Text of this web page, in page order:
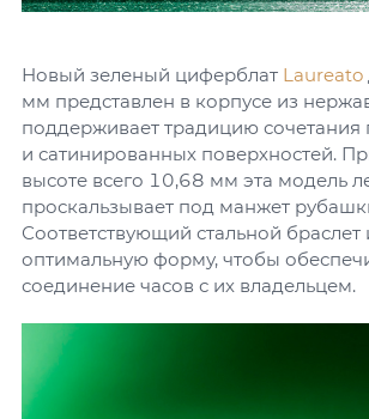
Новый зеленый циферблат Laureato
мм представлен в корпусе из
поддерживает традицию
и сатинированных поверхностей.
высоте всего 10,68 мм эта модель
проскальзывает под манжет
Соответствующий стальной браслет
оптимальную форму, чтобы
соединение часов с их владельцем.